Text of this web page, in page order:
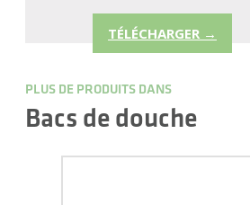
TÉLÉCHARGER →
PLUS DE PRODUITS DANS
Bacs de douche